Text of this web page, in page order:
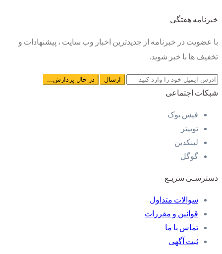
خبرنامه هفتگی
با عضویت در خبرنامه از جدیدترین اخبار وب سایت ، پیشنهادات و
تخفیف ها با خبر شوید.
شبکات اجتماعی
فیس بوک
توییتر
لینکدین
گوگل
دسترسـی سریـع
سوالات متداول
قوانین و مقررات
تماس با ما
ثبت آگهی